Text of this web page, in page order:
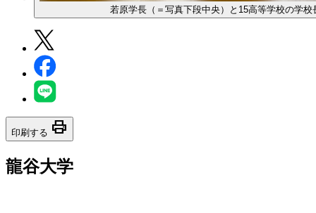
若原学長（＝写真下段中央）と15高等学校の学校
印刷する print
龍谷大学